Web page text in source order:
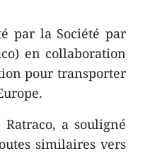
par la Société par
en collaboration
pour transporter
a souligné
similaires vers